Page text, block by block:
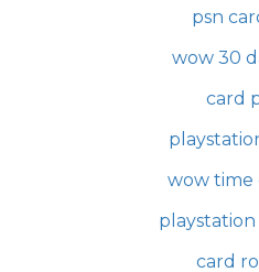
psn
wow 30
card
wow time
playstation
card